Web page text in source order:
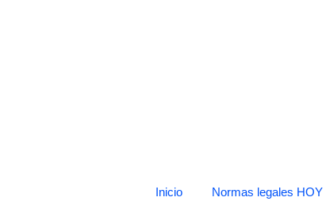
Inicio Normas legales HOY